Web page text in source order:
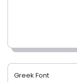
Greek Font